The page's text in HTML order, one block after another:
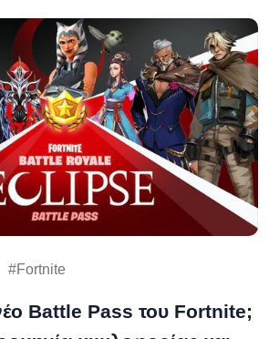
Fortnite
Battle Pass του Fortnite;
κυκλοφορίας και